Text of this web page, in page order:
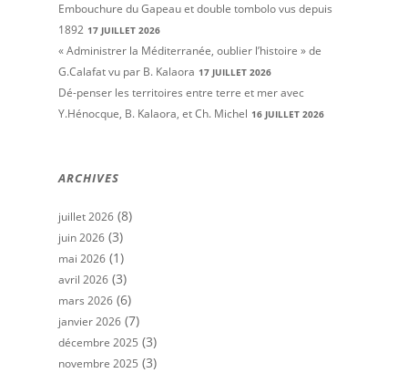
Embouchure du Gapeau et double tombolo vus depuis
1892 17 JUILLET 2026
« Administrer la Méditerranée, oublier l’histoire » de
G.Calafat vu par B. Kalaora 17 JUILLET 2026
Dé-penser les territoires entre terre et mer avec
Y.Hénocque, B. Kalaora, et Ch. Michel 16 JUILLET 2026
ARCHIVES
juillet 2026 (8)
juin 2026 (3)
mai 2026 (1)
avril 2026 (3)
mars 2026 (6)
janvier 2026 (7)
décembre 2025 (3)
novembre 2025 (3)